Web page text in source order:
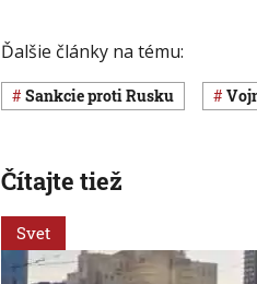
Ďalšie články na tému:
sankcie proti Rusku
Čítajte tiež
Svet